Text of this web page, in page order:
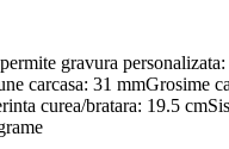
gravura
carcasa: 31 mmGrosime
curea/bratara: 19.5